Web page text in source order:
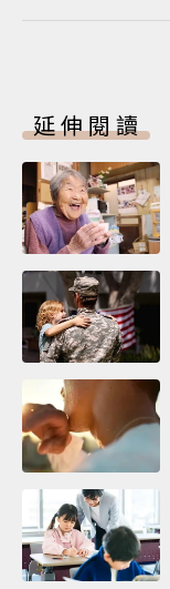
延伸閱讀